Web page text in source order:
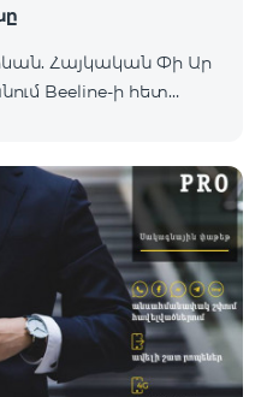
Հայկական Փի Ար
Beeline-ի հետ
լավագույն
հեղինակներին:
դեմքերի,
Հայկական
թիմի
է:
միտված է բարձրացնել